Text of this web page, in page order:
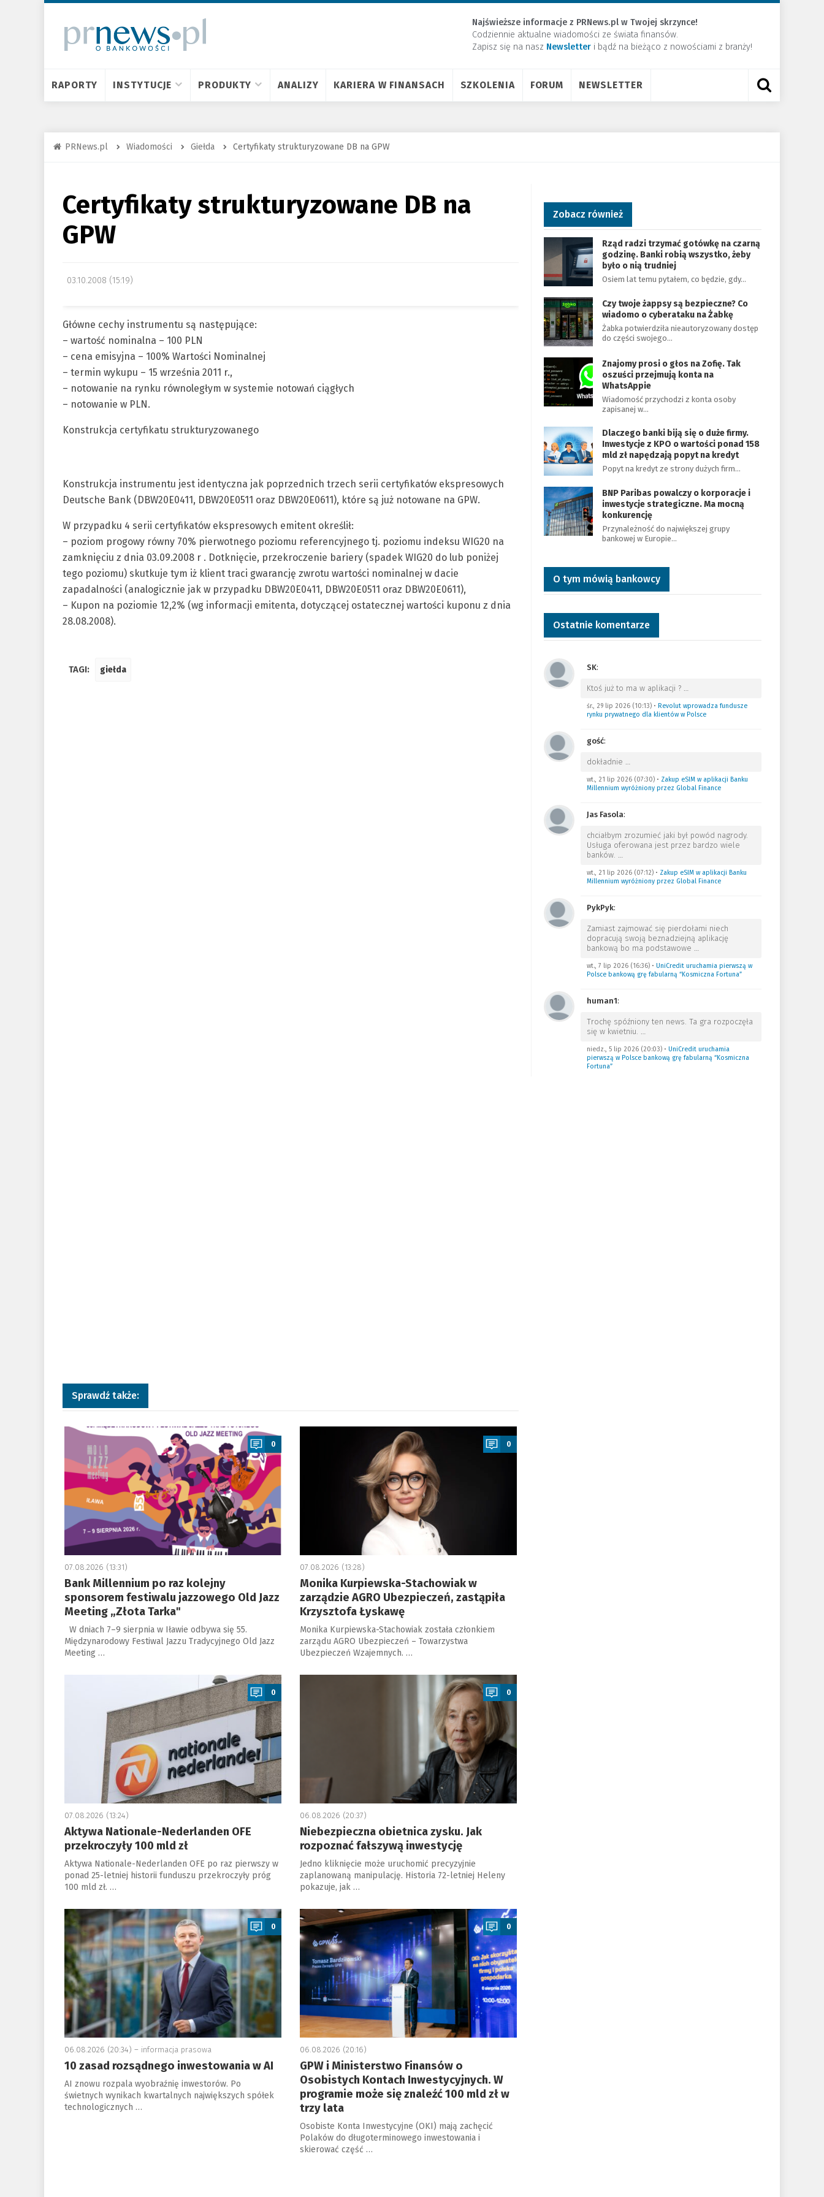
Najświeższe informacje z PRNews.pl w Twojej skrzynce!
Codziennie aktualne wiadomości ze świata finansów.
Zapisz się na nasz Newsletter ​i bądź na bieżąco z nowościami z branży!
RAPORTY INSTYTUCJE PRODUKTY ANALIZY KARIERA W FINANSACH SZKOLENIA FORUM NEWSLETTER
PRNews.pl Wiadomości Giełda Certyfikaty strukturyzowane DB na GPW
Certyfikaty strukturyzowane DB na
GPW
03.10.2008 (15:19)
Główne cechy instrumentu są następujące:
– wartość nominalna – 100 PLN
– cena emisyjna – 100% Wartości Nominalnej
– termin wykupu – 15 września 2011 r.,
– notowanie na rynku równoległym w systemie notowań ciągłych
– notowanie w PLN.
Konstrukcja certyfikatu strukturyzowanego
Konstrukcja instrumentu jest identyczna jak poprzednich trzech serii certyfikatów ekspresowych
Deutsche Bank (DBW20E0411, DBW20E0511 oraz DBW20E0611), które są już notowane na GPW.
W przypadku 4 serii certyfikatów ekspresowych emitent określił:
– poziom progowy równy 70% pierwotnego poziomu referencyjnego tj. poziomu indeksu WIG20 na
zamknięciu z dnia 03.09.2008 r . Dotknięcie, przekroczenie bariery (spadek WIG20 do lub poniżej
tego poziomu) skutkuje tym iż klient traci gwarancję zwrotu wartości nominalnej w dacie
zapadalności (analogicznie jak w przypadku DBW20E0411, DBW20E0511 oraz DBW20E0611),
– Kupon na poziomie 12,2% (wg informacji emitenta, dotyczącej ostatecznej wartości kuponu z dnia
28.08.2008).
TAGI: giełda
Sprawdź także:
a
0
07.08.2026 (13:31)
Bank Millennium po raz kolejny
sponsorem festiwalu jazzowego Old Jazz
Meeting „Złota Tarka"
W dniach 7–9 sierpnia w Iławie odbywa się 55.
Międzynarodowy Festiwal Jazzu Tradycyjnego Old Jazz
Meeting …
a
0
07.08.2026 (13:28)
Monika Kurpiewska-Stachowiak w
zarządzie AGRO Ubezpieczeń, zastąpiła
Krzysztofa Łyskawę
Monika Kurpiewska-Stachowiak została członkiem
zarządu AGRO Ubezpieczeń – Towarzystwa
Ubezpieczeń Wzajemnych. …
0
07.08.2026 (13:24)
Aktywa Nationale-Nederlanden OFE
przekroczyły 100 mld zł
Aktywa Nationale-Nederlanden OFE po raz pierwszy w
ponad 25-letniej historii funduszu przekroczyły próg
100 mld zł. …
a
0
06.08.2026 (20:37)
Niebezpieczna obietnica zysku. Jak
rozpoznać fałszywą inwestycję
Jedno kliknięcie może uruchomić precyzyjnie
zaplanowaną manipulację. Historia 72-letniej Heleny
pokazuje, jak …
a
0
06.08.2026 (20:34) – informacja prasowa
10 zasad rozsądnego inwestowania w AI
AI znowu rozpala wyobraźnię inwestorów. Po
świetnych wynikach kwartalnych największych spółek
technologicznych …
a
0
06.08.2026 (20:16)
GPW i Ministerstwo Finansów o
Osobistych Kontach Inwestycyjnych. W
programie może się znaleźć 100 mld zł w
trzy lata
Osobiste Konta Inwestycyjne (OKI) mają zachęcić
Polaków do długoterminowego inwestowania i
skierować część …
Zobacz również
Rząd radzi trzymać gotówkę na czarną
godzinę. Banki robią wszystko, żeby
było o nią trudniej
Osiem lat temu pytałem, co będzie, gdy…
Czy twoje żappsy są bezpieczne? Co
wiadomo o cyberataku na Żabkę
Żabka potwierdziła nieautoryzowany dostęp
do części swojego…
Znajomy prosi o głos na Zofię. Tak
oszuści przejmują konta na
WhatsAppie
Wiadomość przychodzi z konta osoby
zapisanej w…
Dlaczego banki biją się o duże firmy.
Inwestycje z KPO o wartości ponad 158
mld zł napędzają popyt na kredyt
Popyt na kredyt ze strony dużych firm…
BNP Paribas powalczy o korporacje i
inwestycje strategiczne. Ma mocną
konkurencję
Przynależność do największej grupy
bankowej w Europie…
O tym mówią bankowcy
Ostatnie komentarze
SK:
Ktoś już to ma w aplikacji ? …
śr., 29 lip 2026 (10:13)• Revolut wprowadza fundusze
rynku prywatnego dla klientów w Polsce
gość:
dokładnie …
wt., 21 lip 2026 (07:30)• Zakup eSIM w aplikacji Banku
Millennium wyróżniony przez Global Finance
Jas Fasola:
chciałbym zrozumieć jaki był powód nagrody.
Usługa oferowana jest przez bardzo wiele
banków. …
wt., 21 lip 2026 (07:12)• Zakup eSIM w aplikacji Banku
Millennium wyróżniony przez Global Finance
PykPyk:
Zamiast zajmować się pierdołami niech
dopracują swoją beznadziejną aplikację
bankową bo ma podstawowe …
wt., 7 lip 2026 (16:36)• UniCredit uruchamia pierwszą w
Polsce bankową grę fabularną “Kosmiczna Fortuna”
human1:
Trochę spóźniony ten news. Ta gra rozpoczęła
się w kwietniu. …
niedz., 5 lip 2026 (20:03)• UniCredit uruchamia
pierwszą w Polsce bankową grę fabularną “Kosmiczna
Fortuna”